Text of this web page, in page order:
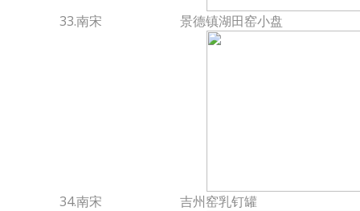
33.南宋 景德镇湖田窑小盘
34.南宋 吉州窑乳钉罐